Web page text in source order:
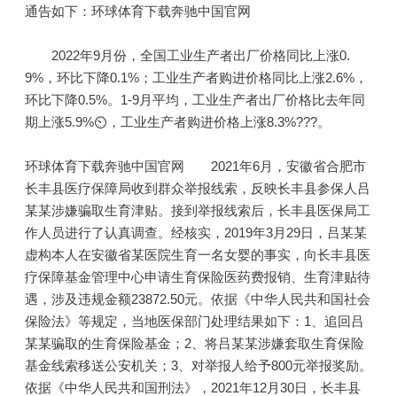
通告如下：环球体育下载奔驰中国官网
2022年9月份，全国工业生产者出厂价格同比上涨0.
9%，环比下降0.1%；工业生产者购进价格同比上涨2.6%，
环比下降0.5%。1-9月平均，工业生产者出厂价格比去年同
期上涨5.9%⏲，工业生产者购进价格上涨8.3%???。
环球体育下载奔驰中国官网 2021年6月，安徽省合肥市
长丰县医疗保障局收到群众举报线索，反映长丰县参保人吕
某某涉嫌骗取生育津贴。接到举报线索后，长丰县医保局工
作人员进行了认真调查。经核实，2019年3月29日，吕某某
虚构本人在安徽省某医院生育一名女婴的事实，向长丰县医
疗保障基金管理中心申请生育保险医药费报销、生育津贴待
遇，涉及违规金额23872.50元。依据《中华人民共和国社会
保险法》等规定，当地医保部门处理结果如下：1、追回吕
某某骗取的生育保险基金；2、将吕某某涉嫌套取生育保险
基金线索移送公安机关；3、对举报人给予800元举报奖励。
依据《中华人民共和国刑法》，2021年12月30日，长丰县